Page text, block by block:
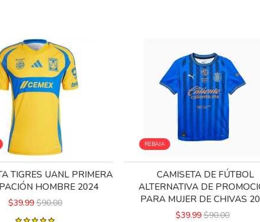
TIGRES UANL PRIMERA
HOMBRE 2024
$39.99 $90.00
REBAJA
CAMISETA DE FÚTBOL
ALTERNATIVA DE
PARA MUJER DE CHIVAS
$39.99 $90.00